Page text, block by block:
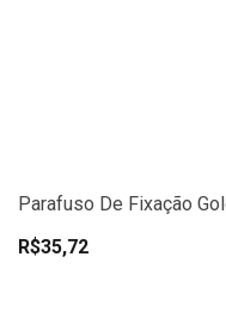
Parafuso De Fixação
R$35,72